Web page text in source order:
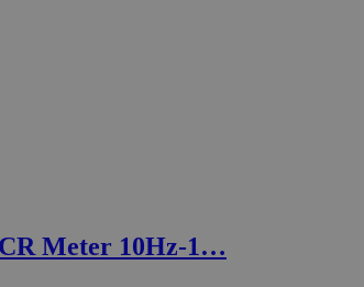
Meter 10Hz-1…